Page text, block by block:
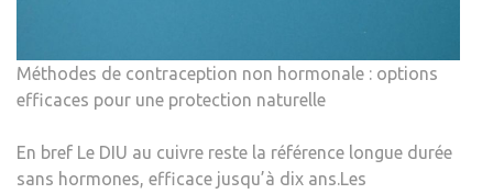
Méthodes de contraception non hormonale : options
efficaces pour une protection naturelle
En bref Le DIU au cuivre reste la référence longue durée
sans hormones, efficace jusqu’à dix ans.Les